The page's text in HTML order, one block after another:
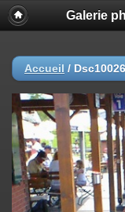
Galerie
Accueil / Dsc10026